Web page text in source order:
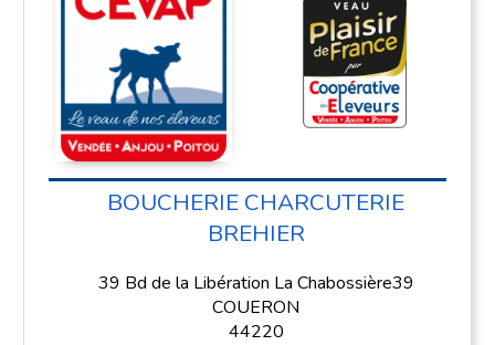
BOUCHERIE CHARCUTERIE
BREHIER
39 Bd de la Libération La Chabossière39
COUERON
44220